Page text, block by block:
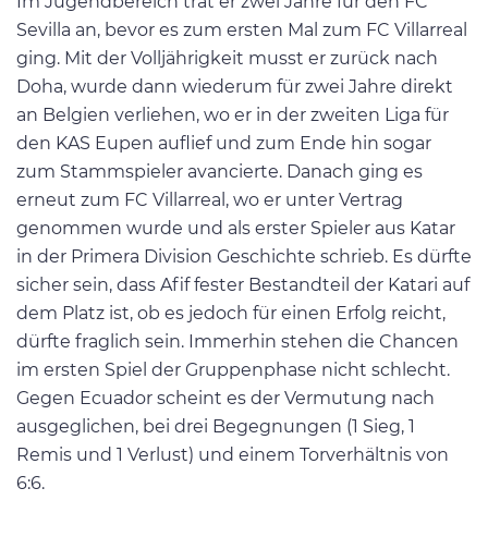
Sevilla an, bevor es zum ersten Mal zum FC Villarreal
ging. Mit der Volljährigkeit musst er zurück nach
Doha, wurde dann wiederum für zwei Jahre direkt
an Belgien verliehen, wo er in der zweiten Liga für
den KAS Eupen auflief und zum Ende hin sogar
zum Stammspieler avancierte. Danach ging es
erneut zum FC Villarreal, wo er unter Vertrag
genommen wurde und als erster Spieler aus Katar
in der Primera Division Geschichte schrieb. Es dürfte
sicher sein, dass Afif fester Bestandteil der Katari auf
dem Platz ist, ob es jedoch für einen Erfolg reicht,
dürfte fraglich sein. Immerhin stehen die Chancen
im ersten Spiel der Gruppenphase nicht schlecht.
Gegen Ecuador scheint es der Vermutung nach
ausgeglichen, bei drei Begegnungen (1 Sieg, 1
Remis und 1 Verlust) und einem Torverhältnis von
6:6.